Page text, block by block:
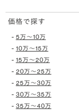
価格で探す
- 5万〜10万
- 10万〜15万
- 15万〜20万
- 20万〜25万
- 25万〜30万
- 30万〜35万
- 35万〜40万